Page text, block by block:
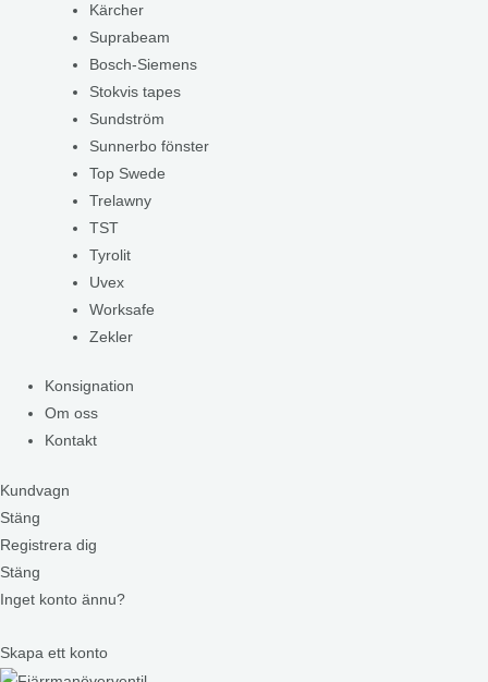
Kärcher
Suprabeam
Bosch-Siemens
Stokvis tapes
Sundström
Sunnerbo fönster
Top Swede
Trelawny
TST
Tyrolit
Uvex
Worksafe
Zekler
Konsignation
Om oss
Kontakt
Kundvagn
Stäng
Registrera dig
Stäng
Inget konto ännu?
Skapa ett konto